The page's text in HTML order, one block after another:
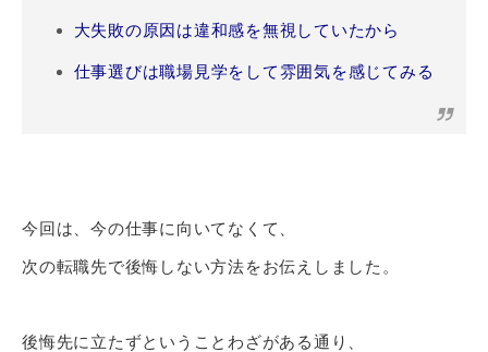
大失敗の原因は違和感を無視していたから
仕事選びは職場見学をして雰囲気を感じてみる
今回は、今の仕事に向いてなくて、
次の転職先で後悔しない方法をお伝えしました。
後悔先に立たずということわざがある通り、